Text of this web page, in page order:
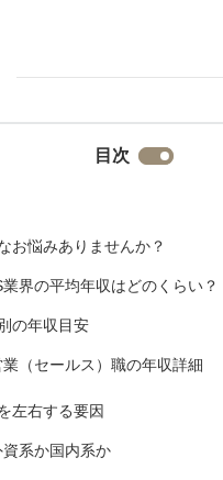
目次
お悩みありませんか？
界の平均年収はどのくらい？
の年収目安
業（セールス）職の年収詳細
左右する要因
資系か国内系か